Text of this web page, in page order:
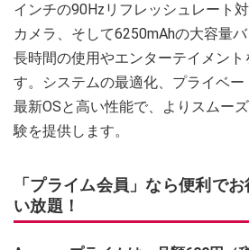
インチの90Hzリフレッシュレート
カメラ、そして6250mAhの大容量バ
長時間の使用やエンターテイメント
す。システムの最適化、プライベー
最新OSと高い性能で、よりスムー
験を提供します。
「プライム会員」なら便利で
い放題！